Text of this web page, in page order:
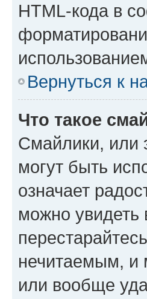
HTML-кода в
Вернуться к
Что такое
Смайлики, или
могут быть
означает
можно
нечитаемым, и
или вообще